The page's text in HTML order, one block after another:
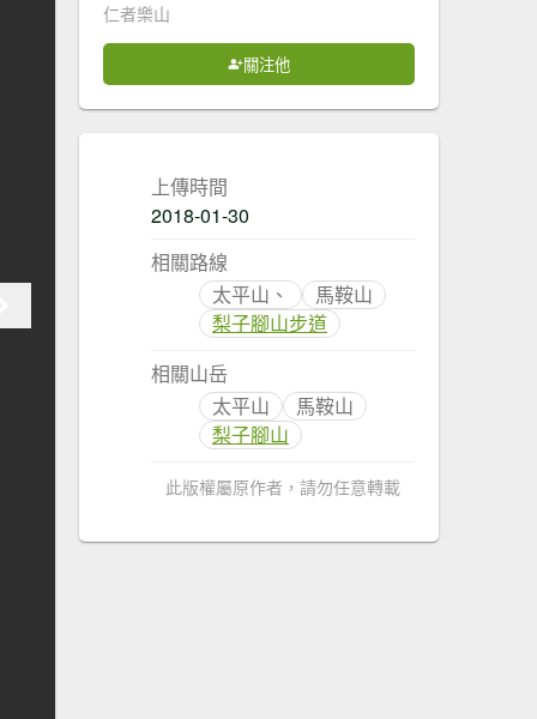
仁者樂山
關注他
上傳時間
2018-01-30
相關路線
太平山、
馬鞍山
梨子腳山步道
相關山岳
太平山
馬鞍山
梨子腳山
此版權屬原作者，請勿任意轉載